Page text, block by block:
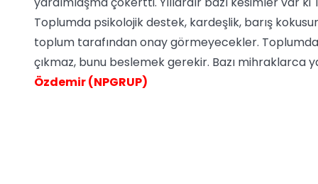
Toplumda psikolojik destek, kardeşlik, barış
toplum tarafından onay görmeyecekler.
çıkmaz, bunu beslemek gerekir. Bazı mihraklarca
Özdemir (NPGRUP)